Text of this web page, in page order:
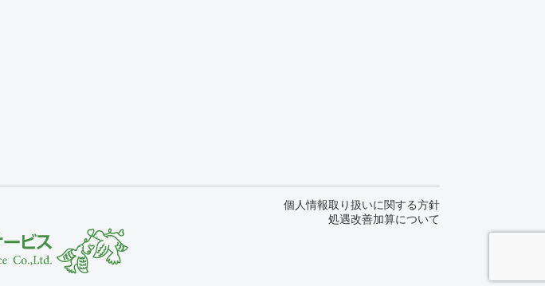
個人情報取り扱いに関する方針
処遇改善加算について